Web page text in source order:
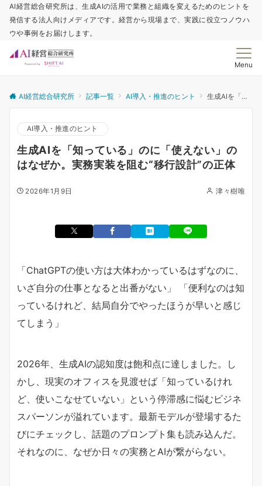
AI経営総合研究所は、生成AIの活用で業務と組織を変えるためのヒントを
発信する法人向けメディアです。経営から現場まで、実践に役立つノウハ
ウや事例をお届けします。
Menu
AI経営総合研究所 記事一覧 AI導入・推進のヒント 生成AIを「知っている」のに「使えない」のはなぜか。実務実装を阻む“移行設計”の正体
AI導入・推進のヒント
生成AIを「知っている」のに「使えない」の
はなぜか。実務実装を阻む“移行設計”の正体
2026年1月9日 津々樹唯
「ChatGPTの使い方は大体わかっているはずなのに、
いざ自分の仕事となると出番がない」 「便利なのは知
っているけれど、結局自分でやったほうが早いと感じ
てしまう」
2026年、生成AIの認知度は飽和点に達しました。し
かし、現実のオフィスを見渡せば「知っているけれ
ど、使いこなせていない」という停滞感に悩むビジネ
スパーソンが溢れています。最新モデルが登場するた
びにチェックし、話題のプロンプト集も読み込んだ。
それなのに、なぜか日々の実務とAIが繋がらない。